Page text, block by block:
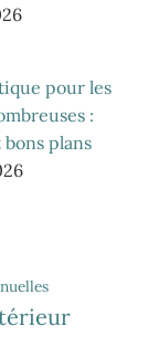
pour les
:
plans